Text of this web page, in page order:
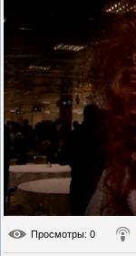
Просмотры: 0